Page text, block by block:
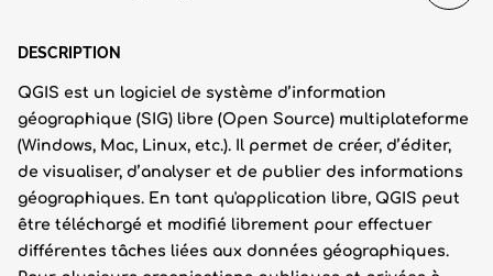
DESCRIPTION
QGIS est un logiciel de système d’information
géographique (SIG) libre (Open Source) multiplateforme
(Windows, Mac, Linux, etc.). Il permet de créer, d’éditer,
de visualiser, d’analyser et de publier des informations
géographiques. En tant qu'application libre, QGIS peut
être téléchargé et modifié librement pour effectuer
différentes tâches liées aux données géographiques.